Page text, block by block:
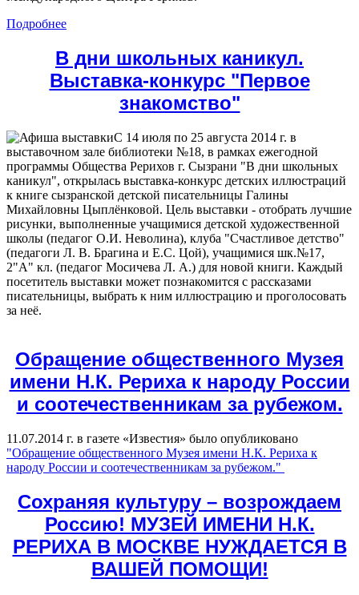
Подробнее
В дни школьных каникул.
Выставка-конкурс "Первое
знакомство"
C 14 июля по 25 августа 2014 г. в
выставочном зале библиотеки №18, в рамках ежегодной
программы Общества Рерихов г. Сызрани "В дни школьных
каникул", открылась выставка-конкурс детских иллюстраций
к книге сызранской детской писательницы Галины
Михайловны Цыплёнковой. Цель выставки - отобрать лучшие
рисунки, выполненные учащимися детской художественной
школы (педагог О.И. Неволина), клуба "Счастливое детство"
(педагоги Л. В. Брагина и Е.С. Цой), учащимися шк.№17,
2"А" кл. (педагог Мосичева Л. А.) для новой книги. Каждый
посетитель выставки может познакомится с рассказами
писательницы, выбрать к ним иллюстрацию и проголосовать
за неё.
Обращение общественного Музея
имени Н.К. Рериха к народу России
и соотечественникам за рубежом.
11.07.2014 г. в газете «Известия» было опубликовано
"Обращение общественного Музея имени Н.К. Рериха к
народу России и соотечественникам за рубежом."
Сохраняя культуру – возрождаем
Россию! МУЗЕЙ ИМЕНИ Н.К.
РЕРИХА В МОСКВЕ НУЖДАЕТСЯ В
ВАШЕЙ ПОМОЩИ!